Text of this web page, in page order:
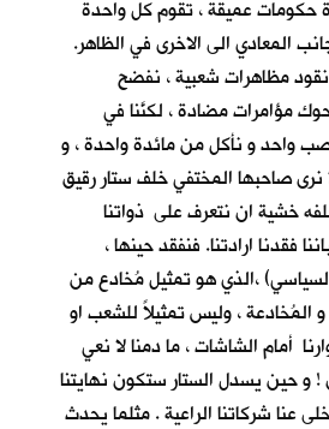
حكومات عميقة ، تقوم كل واحدة
المعادي الى الاخرى في الظاهر.
نقود مظاهرات شعبية ، نفضح
مؤامرات مضادة ، لكنَّنا في
واحد و نأكل من مائدة واحدة ، و
نرى صاحبها المختفي خلف ستار رقيق
خشية ان نتعرف على ذواتنا
فقدنا ارادتنا. فنفقد حينها ،
،الذي هو تمثيل مُخادع من
المُخادعة ، وليس تمثيلاً للشعب او
أمام الشاشات ، ما دمنا لا نعي
! و حين يسدل الستار ستكون نهايتنا
عنا شركاتنا الراعية . مثلما يحدث